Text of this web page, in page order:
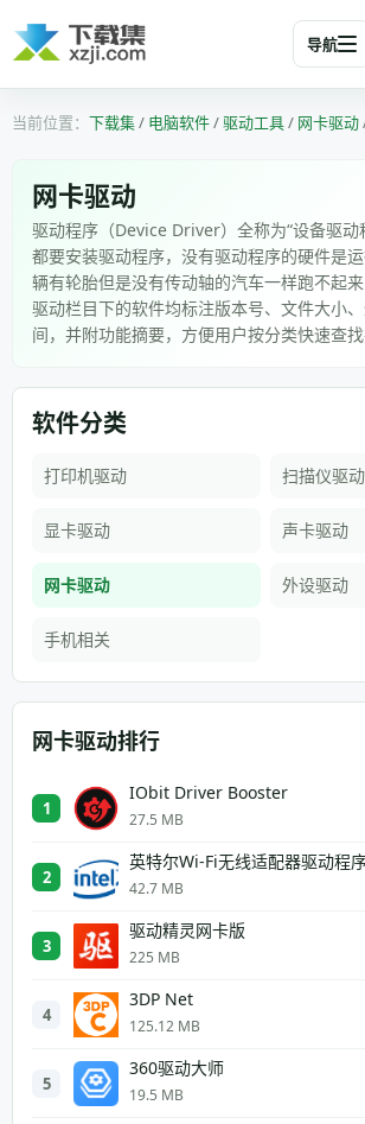
导航
下载集/ 电脑软件/驱动工具/ 网卡驱动
网卡驱动
驱动程序（Device Driver）全称为“设备驱动
都要安装驱动程序，没有驱动程序的硬件是
辆有轮胎但是没有传动轴的汽车一样跑不起
驱动栏目下的软件均标注版本号、文件大小
间，并附功能摘要，方便用户按分类快速查
软件分类
打印机驱动 扫描仪驱动
显卡驱动 声卡驱动
网卡驱动 外设驱动
手机相关
网卡驱动排行
1
IObit Driver Booster
27.5 MB
2
英特尔Wi-Fi无线适配器驱动程
42.7 MB
3
驱动精灵网卡版
225 MB
4
3DP Net
125.12 MB
5
360驱动大师
19.5 MB